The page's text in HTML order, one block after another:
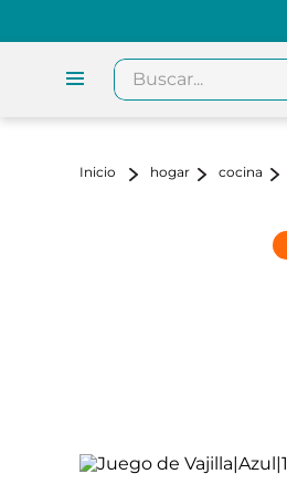
Buscar...
hogar cocina